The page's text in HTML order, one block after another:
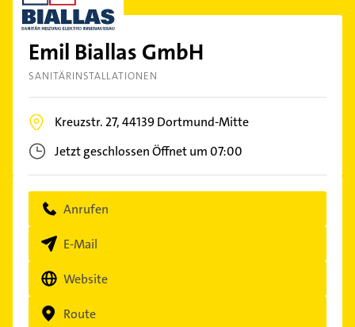
Emil Biallas GmbH
SANITÄRINSTALLATIONEN
Kreuzstr. 27,44139Dortmund-Mitte
Jetzt geschlossenÖffnet um 07:00
Anrufen
E-Mail
Website
Route